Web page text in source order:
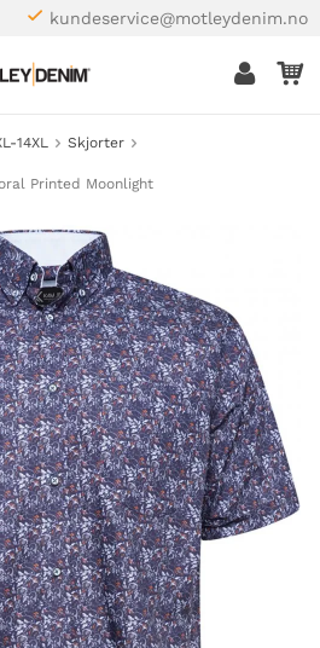
kundeservice@motleydenim.no
14XL
Skjorter
Printed Moonlight